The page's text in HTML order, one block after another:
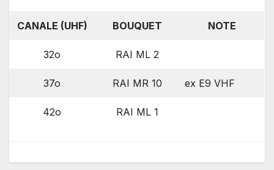
CANALE (UHF) BOUQUET NOTE
32o RAI ML 2
37o RAI MR 10 ex E9 VHF
42o RAI ML 1